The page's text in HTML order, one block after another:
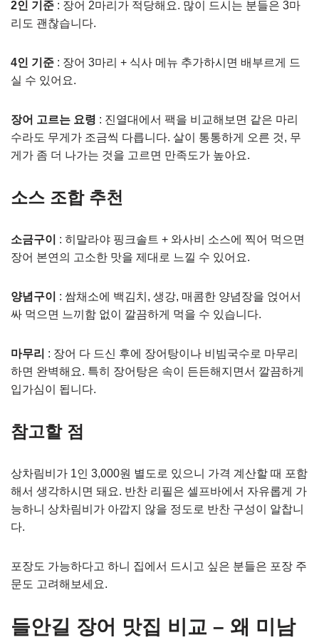
2인 기준 : 장어 2마리가 적당해요. 많이 드시는 분들은 3마
리도 괜찮습니다.
4인 기준 : 장어 3마리 + 식사 메뉴 추가하시면 배부르게 드
실 수 있어요.
장어 고르는 요령 : 진열대에서 팩을 비교해보면 같은 마리
수라도 무게가 조금씩 다릅니다. 살이 통통하게 오른 것, 무
게가 좀 더 나가는 것을 고르면 만족도가 높아요.
소스 조합 추천
소금구이
: 히말라야 핑크솔트 + 와사비 소스에 찍어 먹으면
장어 본연의 고소한 맛을 제대로 느낄 수 있어요.
양념구이
: 쌈채소에 백김치, 생강, 매콤한 양념장을 얹어서
싸 먹으면 느끼함 없이 깔끔하게 먹을 수 있습니다.
마무리 : 장어 다 드신 후에 장어탕이나 비빔국수로 마무리
하면 완벽해요. 특히 장어탕은 속이 든든해지면서 깔끔하게
입가심이 됩니다.
참고할 점
상차림비가 1인 3,000원 별도로 있으니 가격 계산할 때 포함
해서 생각하시면 돼요. 반찬 리필은 셀프바에서 자유롭게 가
능하니 상차림비가 아깝지 않을 정도로 반찬 구성이 알찹니
다.
포장도 가능하다고 하니 집에서 드시고 싶은 분들은 포장 주
문도 고려해보세요.
들안길 장어 맛집 비교 – 왜 미남